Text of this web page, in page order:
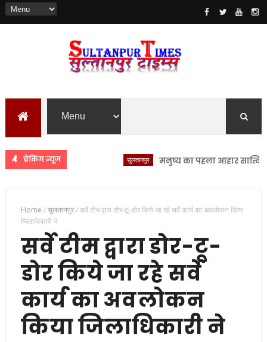
ब्रेकिंग न्यूज मनुष्य का पहला आहार सात्विक,
Home /सुलतानपुर/सर्वे टीम द्वारा डोर-टू-डोर किये जा रहे सर्वे कार्य का अवलोकन किया
जिलाधिकारी ने
सर्वे टीम द्वारा डोर-टू-
डोर किये जा रहे सर्वे
कार्य का अवलोकन
किया जिलाधिकारी ने